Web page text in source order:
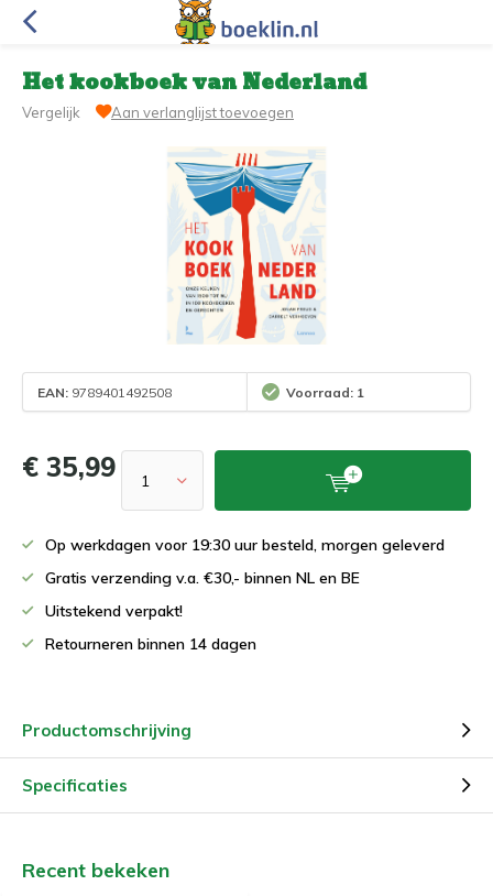
Het kookboek van Nederland
Vergelijk Aan verlanglijst toevoegen
EAN: 9789401492508 Voorraad: 1
€ 35,99
Op werkdagen voor 19:30 uur besteld, morgen geleverd
Gratis verzending v.a. €30,- binnen NL en BE
Uitstekend verpakt!
Retourneren binnen 14 dagen
Productomschrijving
Specificaties
Recent bekeken